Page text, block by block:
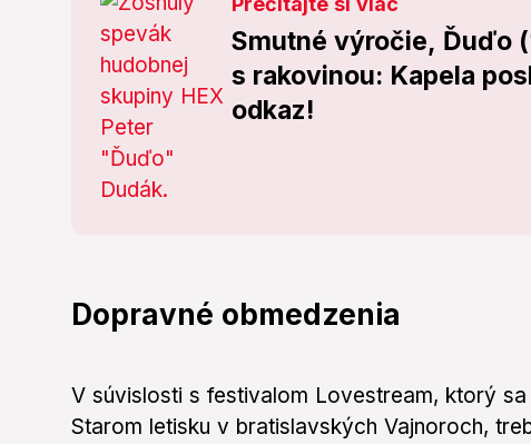
Smutné výročie, Ďuďo
s rakovinou: Kapela
odkaz!
Dopravné obmedzenia
V súvislosti s festivalom Lovestream, ktorý
Starom letisku v bratislavských Vajnoroch,